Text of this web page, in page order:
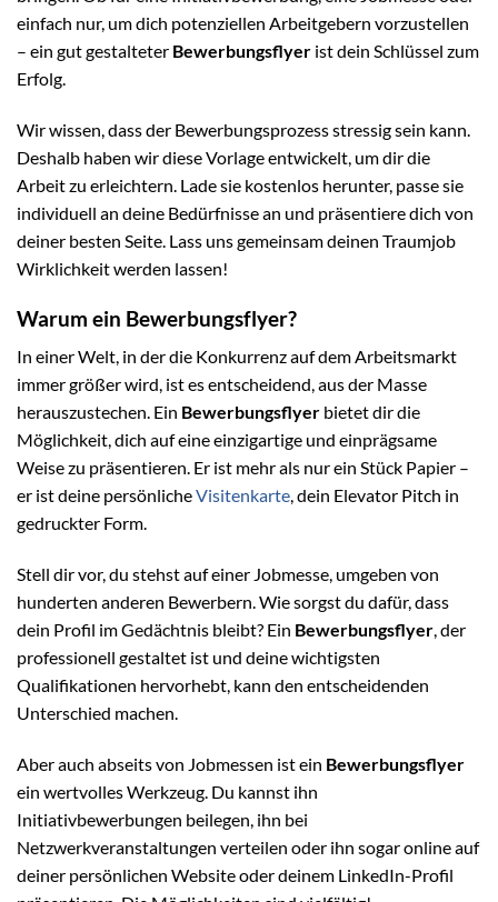
einfach nur, um dich potenziellen Arbeitgebern vorzustellen
– ein gut gestalteter Bewerbungsflyer ist dein Schlüssel zum
Erfolg.
Wir wissen, dass der Bewerbungsprozess stressig sein kann.
Deshalb haben wir diese Vorlage entwickelt, um dir die
Arbeit zu erleichtern. Lade sie kostenlos herunter, passe sie
individuell an deine Bedürfnisse an und präsentiere dich von
deiner besten Seite. Lass uns gemeinsam deinen Traumjob
Wirklichkeit werden lassen!
Warum ein Bewerbungsflyer?
In einer Welt, in der die Konkurrenz auf dem Arbeitsmarkt
immer größer wird, ist es entscheidend, aus der Masse
herauszustechen. Ein Bewerbungsflyer bietet dir die
Möglichkeit, dich auf eine einzigartige und einprägsame
Weise zu präsentieren. Er ist mehr als nur ein Stück Papier –
er ist deine persönlicheVisitenkarte, dein Elevator Pitch in
gedruckter Form.
Stell dir vor, du stehst auf einer Jobmesse, umgeben von
hunderten anderen Bewerbern. Wie sorgst du dafür, dass
dein Profil im Gedächtnis bleibt? Ein Bewerbungsflyer, der
professionell gestaltet ist und deine wichtigsten
Qualifikationen hervorhebt, kann den entscheidenden
Unterschied machen.
Aber auch abseits von Jobmessen ist ein Bewerbungsflyer
ein wertvolles Werkzeug. Du kannst ihn
Initiativbewerbungen beilegen, ihn bei
Netzwerkveranstaltungen verteilen oder ihn sogar online auf
deiner persönlichen Website oder deinem LinkedIn-Profil